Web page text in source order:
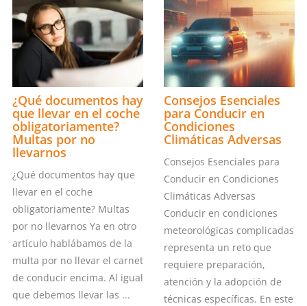
¿Qué documentos hay
que llevar en el coche
obligatoriamente?
Multas por no
llevarnos
¿Qué documentos hay que
llevar en el coche
obligatoriamente? Multas
por no llevarnos Ya en otro
artículo hablábamos de la
multa por no llevar el carnet
de conducir encima. Al igual
que debemos llevar las ...
Consejos Esenciales
para Conducir en
Condiciones
Climáticas Adversas
Consejos Esenciales para
Conducir en Condiciones
Climáticas Adversas
Conducir en condiciones
meteorológicas complicadas
representa un reto que
requiere preparación,
atención y la adopción de
técnicas específicas. En este